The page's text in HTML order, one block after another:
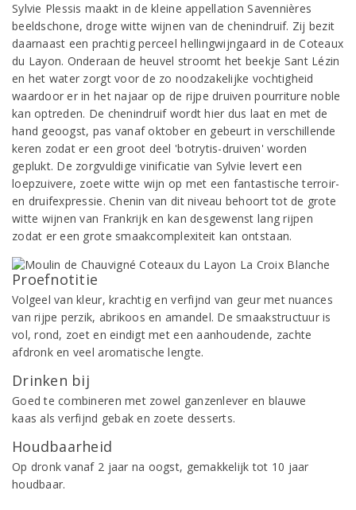
Sylvie Plessis maakt in de kleine appellation Savennières
beeldschone, droge witte wijnen van de chenindruif. Zij bezit
daarnaast een prachtig perceel hellingwijngaard in de Coteaux
du Layon. Onderaan de heuvel stroomt het beekje Sant Lézin
en het water zorgt voor de zo noodzakelijke vochtigheid
waardoor er in het najaar op de rijpe druiven pourriture noble
kan optreden. De chenindruif wordt hier dus laat en met de
hand geoogst, pas vanaf oktober en gebeurt in verschillende
keren zodat er een groot deel 'botrytis-druiven' worden
geplukt. De zorgvuldige vinificatie van Sylvie levert een
loepzuivere, zoete witte wijn op met een fantastische terroir-
en druifexpressie. Chenin van dit niveau behoort tot de grote
witte wijnen van Frankrijk en kan desgewenst lang rijpen
zodat er een grote smaakcomplexiteit kan ontstaan.
Proefnotitie
Volgeel van kleur, krachtig en verfijnd van geur met nuances
van rijpe perzik, abrikoos en amandel. De smaakstructuur is
vol, rond, zoet en eindigt met een aanhoudende, zachte
afdronk en veel aromatische lengte.
Drinken bij
Goed te combineren met zowel ganzenlever en blauwe
kaas als verfijnd gebak en zoete desserts.
Houdbaarheid
Op dronk vanaf 2 jaar na oogst, gemakkelijk tot 10 jaar
houdbaar.